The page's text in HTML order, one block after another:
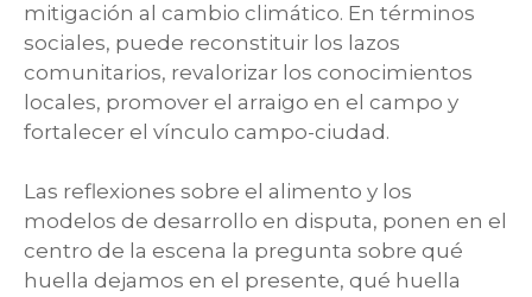
mitigación al cambio climático. En términos
sociales, puede reconstituir los lazos
comunitarios, revalorizar los conocimientos
locales, promover el arraigo en el campo y
fortalecer el vínculo campo-ciudad.
Las reflexiones sobre el alimento y los
modelos de desarrollo en disputa, ponen en el
centro de la escena la pregunta sobre qué
huella dejamos en el presente, qué huella